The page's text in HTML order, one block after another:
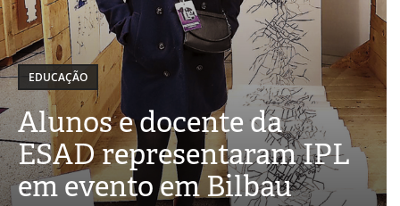
EDUCAÇÃO
Alunos e docente da
ESAD representaram IPL
em evento em Bilbau